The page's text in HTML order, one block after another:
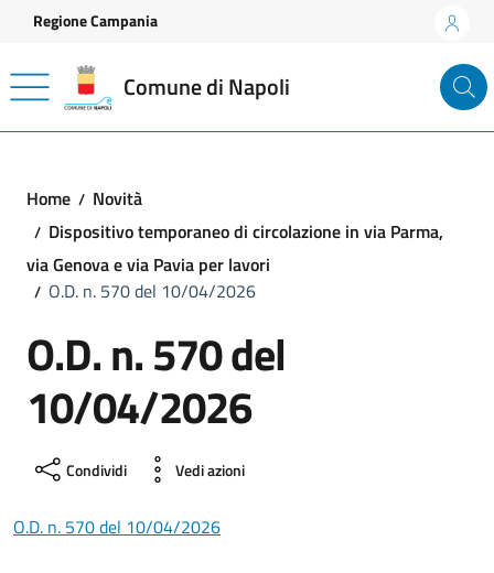
Vai ai contenuti
Vai al footer
Regione Campania
Comune di Napoli
Home
Novità
Dispositivo temporaneo di circolazione in via Parma,
via Genova e via Pavia per lavori
O.D. n. 570 del 10/04/2026
O.D. n. 570 del
10/04/2026
Condividi Vedi azioni
O.D. n. 570 del 10/04/2026